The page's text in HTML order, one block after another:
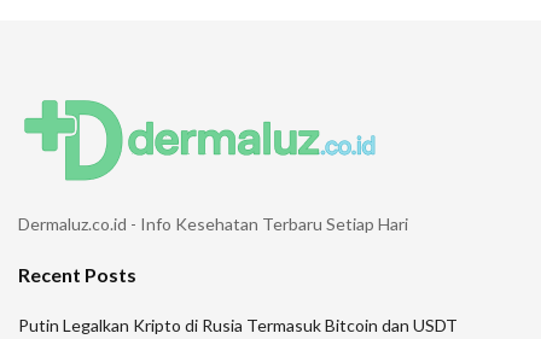
Dermaluz.co.id - Info Kesehatan Terbaru Setiap Hari
Recent Posts
Putin Legalkan Kripto di Rusia Termasuk Bitcoin dan USDT